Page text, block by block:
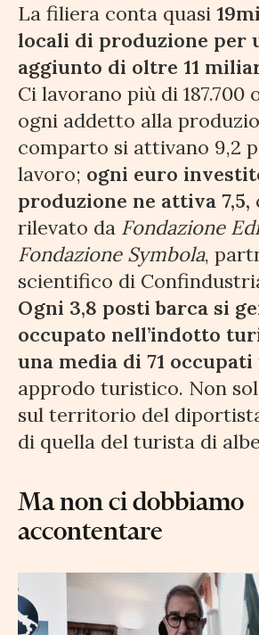
La filiera conta quasi
locali di produzione per
aggiunto di oltre 11
Ci lavorano più di 187.700
ogni addetto alla
comparto si attivano 9,2
lavoro; ogni euro
produzione ne attiva 7,5,
rilevato da Fondazione
Fondazione Symbola,
scientifico di
Ogni 3,8 posti barca si
occupato nell’indotto
una media di 71 occupati
approdo turistico. Non
sul territorio del
di quella del turista di
Ma non ci dobbiamo
accontentare